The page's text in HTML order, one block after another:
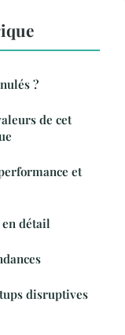
?
de cet
et
détail
disruptives